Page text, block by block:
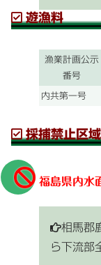
遊漁料
漁業計画公示
番号
内共第一号
採捕禁止区
福島県内水
相馬郡
ら下流部